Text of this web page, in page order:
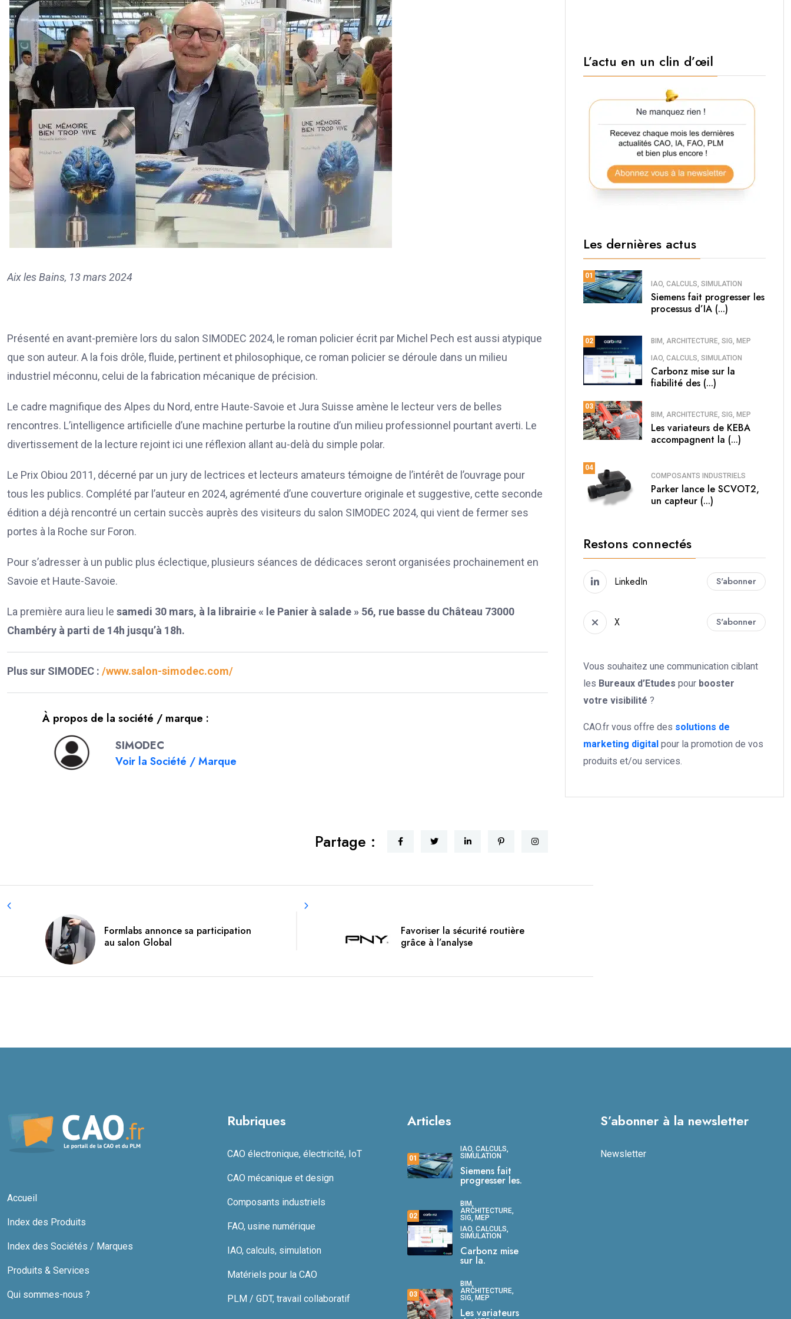
Aix les Bains, 13 mars 2024
Présenté en avant-première lors du salon SIMODEC 2024, le roman policier écrit par Michel Pech est aussi atypique
que son auteur. A la fois drôle, fluide, pertinent et philosophique, ce roman policier se déroule dans un milieu
industriel méconnu, celui de la fabrication mécanique de précision.
Le cadre magnifique des Alpes du Nord, entre Haute-Savoie et Jura Suisse amène le lecteur vers de belles
rencontres. L’intelligence artificielle d’une machine perturbe la routine d’un milieu professionnel pourtant averti. Le
divertissement de la lecture rejoint ici une réflexion allant au-delà du simple polar.
Le Prix Obiou 2011, décerné par un jury de lectrices et lecteurs amateurs témoigne de l’intérêt de l’ouvrage pour
tous les publics. Complété par l’auteur en 2024, agrémenté d’une couverture originale et suggestive, cette seconde
édition a déjà rencontré un certain succès auprès des visiteurs du salon SIMODEC 2024, qui vient de fermer ses
portes à la Roche sur Foron.
Pour s’adresser à un public plus éclectique, plusieurs séances de dédicaces seront organisées prochainement en
Savoie et Haute-Savoie.
La première aura lieu le samedi 30 mars, à la librairie « le Panier à salade » 56, rue basse du Château 73000
Chambéry à parti de 14h jusqu’à 18h.
Plus sur SIMODEC : /www.salon-simodec.com/
À propos de la société / marque :
SIMODEC
Voir la Société / Marque
Partage :
Formlabs annonce sa participation
au salon Global
Favoriser la sécurité routière
grâce à l’analyse
L’actu en un clin d’œil
Les dernières actus
01
IAO, CALCULS, SIMULATION
Siemens fait progresser les
processus d’IA (...)
02 BIM, ARCHITECTURE, SIG, MEP
IAO, CALCULS, SIMULATION
Carbonz mise sur la
fiabilité des (...)
03
BIM, ARCHITECTURE, SIG, MEP
Les variateurs de KEBA
accompagnent la (...)
04
COMPOSANTS INDUSTRIELS
Parker lance le SCVOT2,
un capteur (...)
Restons connectés
LinkedIn S'abonner
X S'abonner
Vous souhaitez une communication ciblant
les Bureaux d’Etudes pour booster
votre visibilité ?
CAO.fr vous offre des solutions de
marketing digital pour la promotion de vos
produits et/ou services.
Accueil
Index des Produits
Index des Sociétés / Marques
Produits & Services
Qui sommes-nous ?
Rubriques
CAO électronique, électricité, IoT
CAO mécanique et design
Composants industriels
FAO, usine numérique
IAO, calculs, simulation
Matériels pour la CAO
PLM / GDT, travail collaboratif
Articles
01
IAO, CALCULS,
SIMULATION
Siemens fait
progresser les.
02
BIM,
ARCHITECTURE,
SIG, MEP
IAO, CALCULS,
SIMULATION
Carbonz mise
sur la.
03
BIM,
ARCHITECTURE,
SIG, MEP
Les variateurs
S’abonner à la newsletter
Newsletter